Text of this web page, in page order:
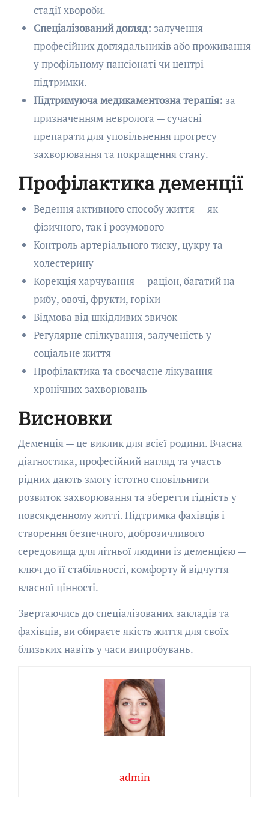
стадії хвороби.
Спеціалізований догляд: залучення
професійних доглядальників або проживання
у профільному пансіонаті чи центрі
підтримки.
Підтримуюча медикаментозна терапія: за
призначенням невролога — сучасні
препарати для уповільнення прогресу
захворювання та покращення стану.
Профілактика деменції
Ведення активного способу життя — як
фізичного, так і розумового
Контроль артеріального тиску, цукру та
холестерину
Корекція харчування — раціон, багатий на
рибу, овочі, фрукти, горіхи
Відмова від шкідливих звичок
Регулярне спілкування, залученість у
соціальне життя
Профілактика та своєчасне лікування
хронічних захворювань
Висновки
Деменція — це виклик для всієї родини. Вчасна
діагностика, професійний нагляд та участь
рідних дають змогу істотно сповільнити
розвиток захворювання та зберегти гідність у
повсякденному житті. Підтримка фахівців і
створення безпечного, доброзичливого
середовища для літньої людини із деменцією —
ключ до її стабільності, комфорту й відчуття
власної цінності.
Звертаючись до спеціалізованих закладів та
фахівців, ви обираєте якість життя для своїх
близьких навіть у часи випробувань.
admin